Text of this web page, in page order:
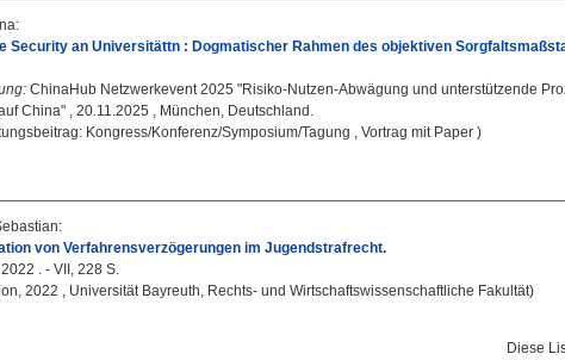
:
Security an Universitättn : Dogmatischer Rahmen des objektiven
ChinaHub Netzwerkevent 2025 "Risiko-Nutzen-Abwägung und unterstützende
China" , 20.11.2025 , München, Deutschland.
Kongress/Konferenz/Symposium/Tagung , Vortrag mit Paper )
:
von Verfahrensverzögerungen im Jugendstrafrecht.
. - VII, 228 S.
2022 , Universität Bayreuth, Rechts- und Wirtschaftswissenschaftliche Fakultät)
Diese